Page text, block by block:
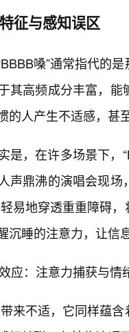
征与感知误区
嗓”通常指代的
其高频成分丰富，
人产生不适感，甚至
是，在许多场景下，
声鼎沸的演唱会现
易地穿透重重障碍
沉睡的注意力，让信
应：注意力捕获与情
来不适，它同样蕴